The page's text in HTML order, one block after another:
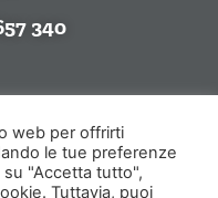
340
web per offrirti
le tue preferenze
"Accetta tutto",
Tuttavia, puoi